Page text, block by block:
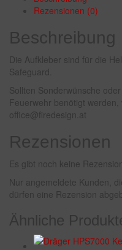
Rezensionen (0)
Beschreibung
Die Aufkleber sind für die
Safeguard.
Sollten Sonderwünsche
Feuerwehr benötigt werden,
office@firedesign.at
Rezensionen
Es gibt noch keine
Nur angemeldete Kunden,
dürfen eine Rezension
Ähnliche